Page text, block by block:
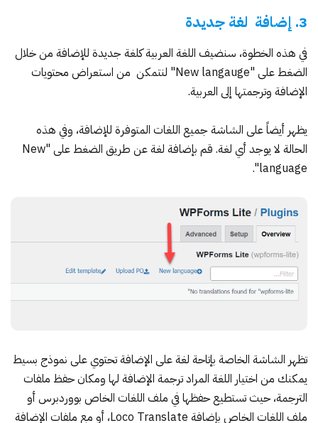
3. إضافة لغة جديدة
في هذه الخطوة، سنضيف اللغة العربية كلغة جديدة للإضافة من خلال
الضغط على "New langauge" لنتمكن من استعراض محتويات
الإضافة وترجمتها إلى العربية.
يظهر أيضاً على الشاشة جميع اللغات المتوفرة للإضافة، وفي هذه
الحالة لا يوجد أي لغة. قم بإضافة لغة عن طريق الضغط على "New
language".
تظهر الشاشة الخاصة بإتاحة لغة على الإضافة تحتوي على نموذج بسيط
يمكنك من اختيار اللغة المراد ترجمة الإضافة لها ومكان حفظ ملفات
الترجمة، حيث تستطيع حفظها في ملف اللغات الخاص بووردبرس أو
ملف اللغات الخاص بإضافة Loco Translate، أو مع ملفات الإضافة